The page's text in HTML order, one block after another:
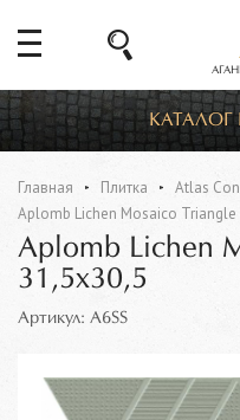
Главная Плитка Atlas
Aplomb Lichen Mosaico Triangle
Aplomb Lichen
31,5x30,5
Артикул: A6SS